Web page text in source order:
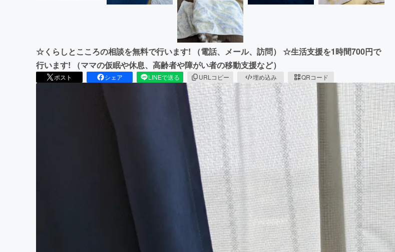
☆くらしとこころの相談を無料で行います! （電話、メール、訪問） ☆生活支援を1時間700円で
行います! （ママの仮眠や休息、高齢者や障がい者の移動支援など）
ポスト シェア LINEで送る URLコピー 埋め込み QRコード